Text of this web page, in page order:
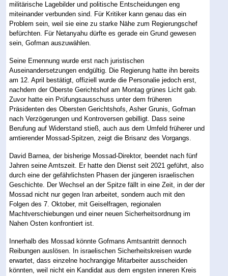
militärische Lagebilder und politische Entscheidungen eng
miteinander verbunden sind. Für Kritiker kann genau das ein
Problem sein, weil sie eine zu starke Nähe zum Regierungschef
befürchten. Für Netanyahu dürfte es gerade ein Grund gewesen
sein, Gofman auszuwählen.
Seine Ernennung wurde erst nach juristischen
Auseinandersetzungen endgültig. Die Regierung hatte ihn bereits
am 12. April bestätigt, offiziell wurde die Personalie jedoch erst,
nachdem der Oberste Gerichtshof am Montag grünes Licht gab.
Zuvor hatte ein Prüfungsausschuss unter dem früheren
Präsidenten des Obersten Gerichtshofs, Asher Grunis, Gofman
nach Verzögerungen und Kontroversen gebilligt. Dass seine
Berufung auf Widerstand stieß, auch aus dem Umfeld früherer und
amtierender Mossad-Spitzen, zeigt die Brisanz des Vorgangs.
David Barnea, der bisherige Mossad-Direktor, beendet nach fünf
Jahren seine Amtszeit. Er hatte den Dienst seit 2021 geführt, also
durch eine der gefährlichsten Phasen der jüngeren israelischen
Geschichte. Der Wechsel an der Spitze fällt in eine Zeit, in der der
Mossad nicht nur gegen Iran arbeitet, sondern auch mit den
Folgen des 7. Oktober, mit Geiselfragen, regionalen
Machtverschiebungen und einer neuen Sicherheitsordnung im
Nahen Osten konfrontiert ist.
Innerhalb des Mossad könnte Gofmans Amtsantritt dennoch
Reibungen auslösen. In israelischen Sicherheitskreisen wurde
erwartet, dass einzelne hochrangige Mitarbeiter ausscheiden
könnten, weil nicht ein Kandidat aus dem engsten inneren Kreis